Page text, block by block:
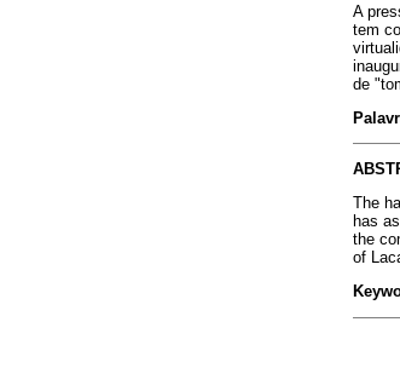
A
tem
de
The
has
the
of